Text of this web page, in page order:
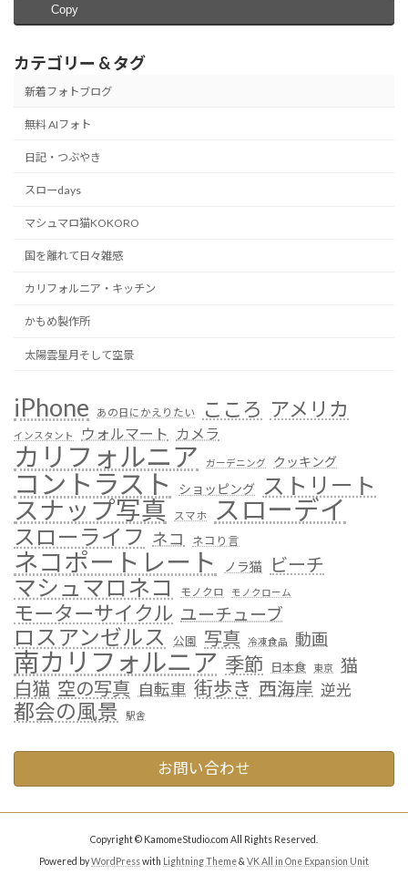
Copy
カテゴリー & タグ
新着フォトブログ
無料 AIフォト
日記・つぶやき
スローdays
マシュマロ猫KOKORO
国を離れて日々雑感
カリフォルニア・キッチン
かもめ製作所
太陽雲星月そして空景
iPhone あの日にかえりたい こころ アメリカ
インスタント ウォルマート カメラ
カリフォルニア ガーデニング クッキング
コントラスト ショッピング ストリート
スナップ写真 スマホ スローデイ
スローライフ ネコ ネコり言
ネコポートレート ノラ猫 ビーチ
マシュマロネコ モノクロ モノクローム
モーターサイクル ユーチューブ
ロスアンゼルス 公園 写真 冷凍食品 動画
南カリフォルニア 季節 日本食 東京 猫
白猫 空の写真 自転車 街歩き 西海岸 逆光
都会の風景 駅舎
お問い合わせ
Copyright © KamomeStudio.com All Rights Reserved.
Powered byWordPresswith Lightning Theme& VK All in One Expansion Unit